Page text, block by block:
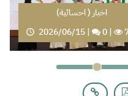
اخبار ( احسائية)
2026/06/15| 0|